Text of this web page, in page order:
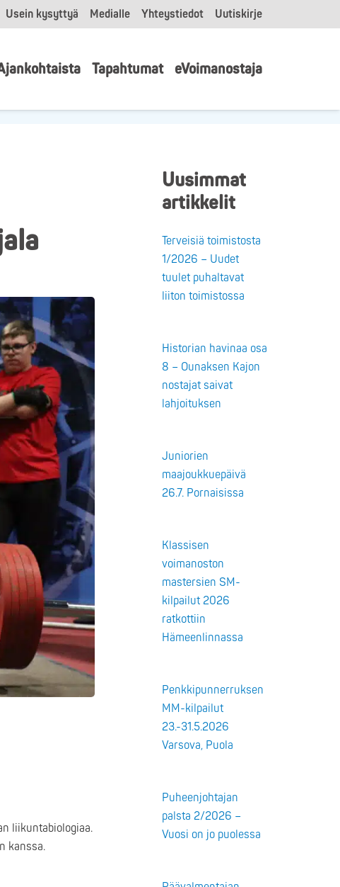
Usein kysyttyä Medialle Yhteystiedot Uutiskirje
Tapahtumat eVoimanostaja
liikuntabiologiaa.
kanssa.
Uusimmat
artikkelit
Terveisiä toimistosta
1/2026 – Uudet
tuulet puhaltavat
liiton toimistossa
Historian havinaa osa
8 – Ounaksen Kajon
nostajat saivat
lahjoituksen
Juniorien
maajoukkuepäivä
26.7. Pornaisissa
Klassisen
voimanoston
mastersien SM-
kilpailut 2026
ratkottiin
Hämeenlinnassa
Penkkipunnerruksen
MM-kilpailut
23.-31.5.2026
Varsova, Puola
Puheenjohtajan
palsta 2/2026 –
Vuosi on jo puolessa